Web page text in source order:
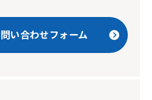
い合わせフォーム
page.
However,
if